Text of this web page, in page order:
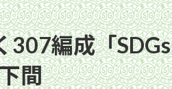
307編成「
間